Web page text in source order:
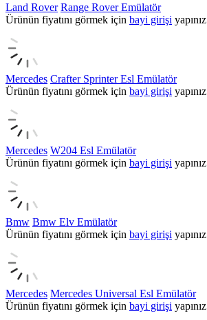
Land Rover Range Rover Emülatör
Ürünün fiyatını görmek için bayi girişi yapınız
Mercedes Crafter Sprinter Esl Emülatör
Ürünün fiyatını görmek için bayi girişi yapınız
Mercedes W204 Esl Emülatör
Ürünün fiyatını görmek için bayi girişi yapınız
Bmw Bmw Elv Emülatör
Ürünün fiyatını görmek için bayi girişi yapınız
Mercedes Mercedes Universal Esl Emülatör
Ürünün fiyatını görmek için bayi girişi yapınız